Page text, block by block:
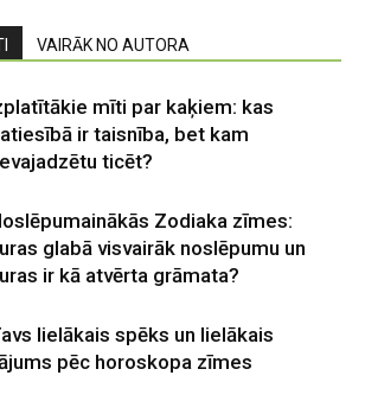
VAIRĀK NO AUTORA
mīti par kaķiem: kas
ir taisnība, bet kam
ticēt?
Zodiaka zīmes:
glabā visvairāk noslēpumu un
ir kā atvērta grāmata?
lielākais spēks un lielākais
pēc horoskopa zīmes